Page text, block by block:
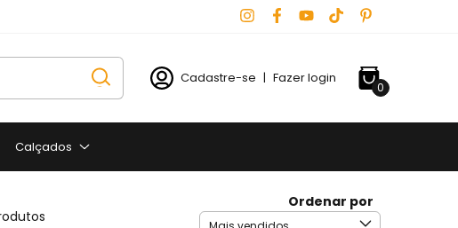
Cadastre-se | Fazer login
0
Calçados
Ordenar por